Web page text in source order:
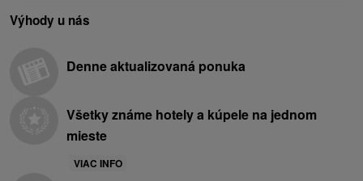
Výhody u nás
Denne aktualizovaná ponuka
Všetky známe hotely a kúpele na jednom
mieste
VIAC INFO